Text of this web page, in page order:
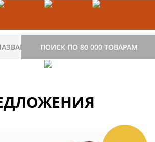
ПОИСК ПО 80 000 ТОВАРАМ